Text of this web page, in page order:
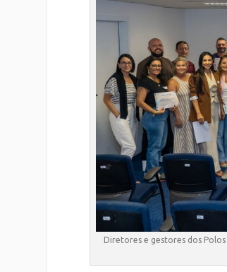
Diretores e gestores dos